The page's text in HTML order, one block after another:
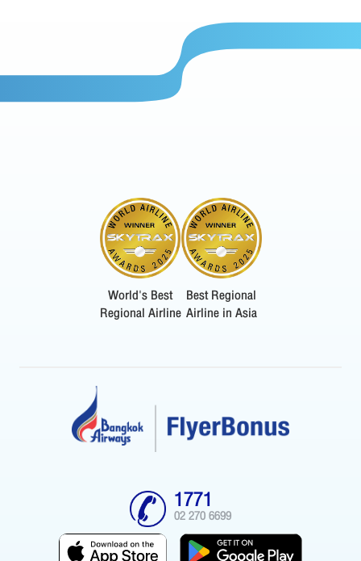
World's Best
Regional Airline
Best Regional
Airline in Asia
1771
02 270 6699